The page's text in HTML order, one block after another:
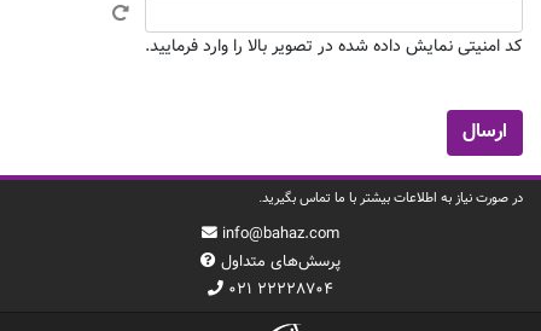
کد امنیتی نمایش داده شده در تصویر بالا را وارد فرمایید.
در صورت نیاز به اطلاعات بیشتر با ما تماس بگیرید.
info@bahaz.com
پرسش‌های متداول
۰۲۱ ۲۲۲۲۸۷۰۴